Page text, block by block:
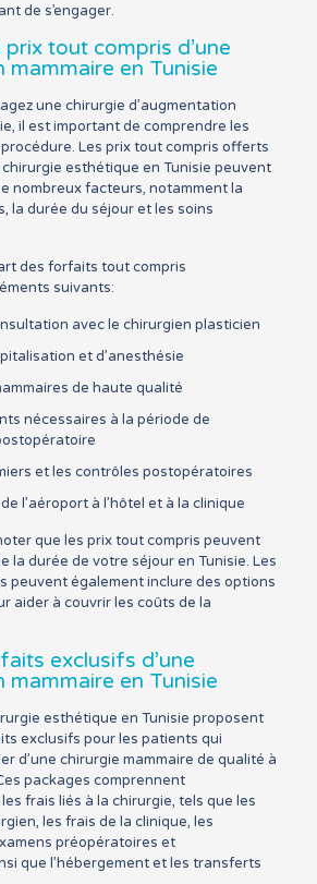
de s’engager.
tout compris d’une
mammaire en Tunisie
une chirurgie d’augmentation
il est important de comprendre les
Les prix tout compris offerts
esthétique en Tunisie peuvent
nombreux facteurs, notamment la
la durée du séjour et les soins
des forfaits tout compris
suivants:
avec le chirurgien plasticien
et d’anesthésie
de haute qualité
nécessaires à la période de
et les contrôles postopératoires
l’aéroport à l’hôtel et à la clinique
que les prix tout compris peuvent
la durée de votre séjour en Tunisie. Les
peuvent également inclure des options
aider à couvrir les coûts de la
exclusifs d’une
mammaire en Tunisie
esthétique en Tunisie proposent
exclusifs pour les patients qui
d’une chirurgie mammaire de qualité à
packages comprennent
frais liés à la chirurgie, tels que les
les frais de la clinique, les
préopératoires et
que l’hébergement et les transferts